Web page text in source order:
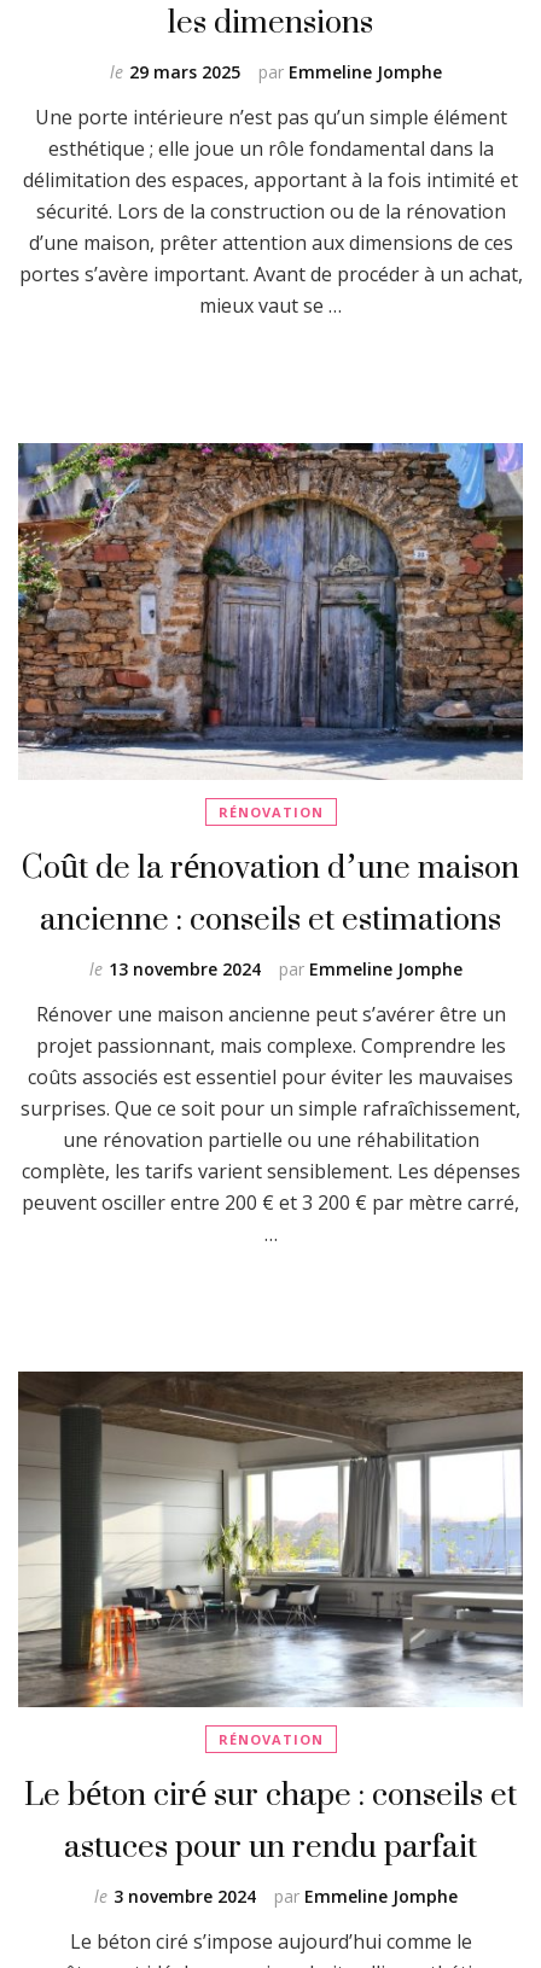
les dimensions
par Emmeline Jomphe
le 29 mars 2025
Une porte intérieure n’est pas qu’un simple élément
esthétique ; elle joue un rôle fondamental dans la
délimitation des espaces, apportant à la fois intimité et
sécurité. Lors de la construction ou de la rénovation
d’une maison, prêter attention aux dimensions de ces
portes s’avère important. Avant de procéder à un achat,
mieux vaut se …
RÉNOVATION
Coût de la rénovation d’une maison
ancienne : conseils et estimations
par Emmeline Jomphe
le 13 novembre 2024
Rénover une maison ancienne peut s’avérer être un
projet passionnant, mais complexe. Comprendre les
coûts associés est essentiel pour éviter les mauvaises
surprises. Que ce soit pour un simple rafraîchissement,
une rénovation partielle ou une réhabilitation
complète, les tarifs varient sensiblement. Les dépenses
peuvent osciller entre 200 € et 3 200 € par mètre carré,
…
RÉNOVATION
Le béton ciré sur chape : conseils et
astuces pour un rendu parfait
par Emmeline Jomphe
le 3 novembre 2024
Le béton ciré s’impose aujourd’hui comme le